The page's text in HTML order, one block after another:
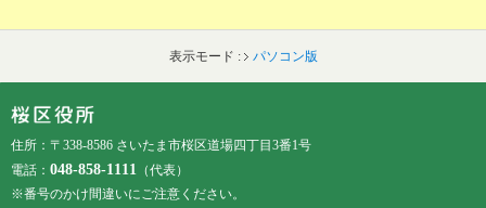
表示モード : パソコン版
住所：〒338-8586 さいたま市桜区道場四丁目3番1号
電話： 048-858-1111 （代表）
※番号のかけ間違いにご注意ください。